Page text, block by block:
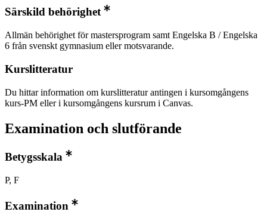
Särskild behörighet
Allmän behörighet för mastersprogram samt Engelska B / Engelska
6 från svenskt gymnasium eller motsvarande.
Kurslitteratur
Du hittar information om kurslitteratur antingen i kursomgångens
kurs-PM eller i kursomgångens kursrum i Canvas.
Examination och slutförande
Betygsskala
P, F
Examination